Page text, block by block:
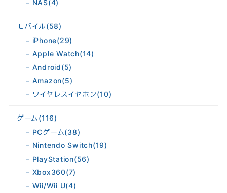
NAS(4)
モバイル(58)
iPhone(29)
Apple Watch(14)
Android(5)
Amazon(5)
ワイヤレスイヤホン(10)
ゲーム(116)
PCゲーム(38)
Nintendo Switch(19)
PlayStation(56)
Xbox360(7)
Wii/Wii U(4)